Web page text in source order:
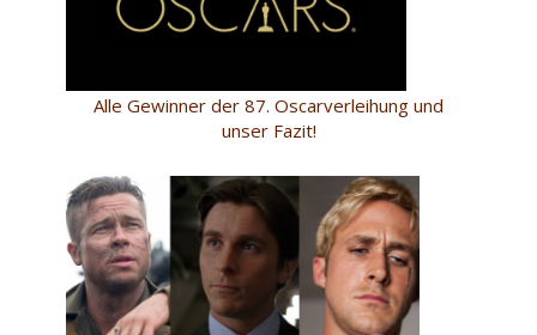
Alle Gewinner der 87. Oscarverleihung und
unser Fazit!